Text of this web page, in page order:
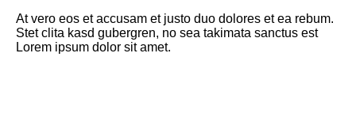
At vero eos et accusam et justo duo dolores et ea rebum.
Stet clita kasd gubergren, no sea takimata sanctus est
Lorem ipsum dolor sit amet.